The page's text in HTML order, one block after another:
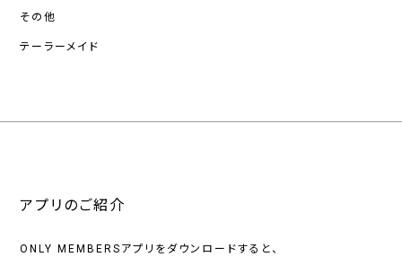
その他
テーラーメイド
アプリのご紹介
ONLY MEMBERSアプリをダウンロードすると、